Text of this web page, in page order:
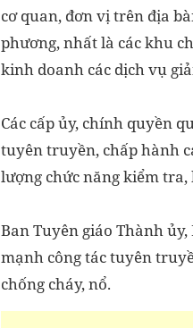
cơ quan, đơn vị trên địa
phương, nhất là các khu
kinh doanh các dịch vụ
Các cấp ủy, chính quyền
tuyên truyền, chấp hành
lượng chức năng kiểm tra,
Ban Tuyên giáo Thành
mạnh công tác tuyên
chống cháy, nổ.